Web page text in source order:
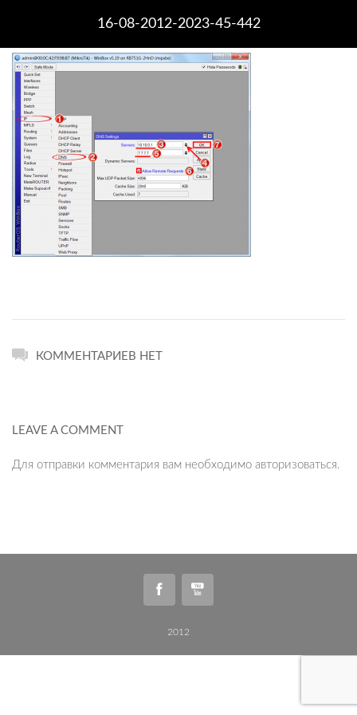
16-08-2012-2023-45-442
КОММЕНТАРИЕВ НЕТ
LEAVE A COMMENT
Для отправки комментария вам необходимо авторизоваться.
2012